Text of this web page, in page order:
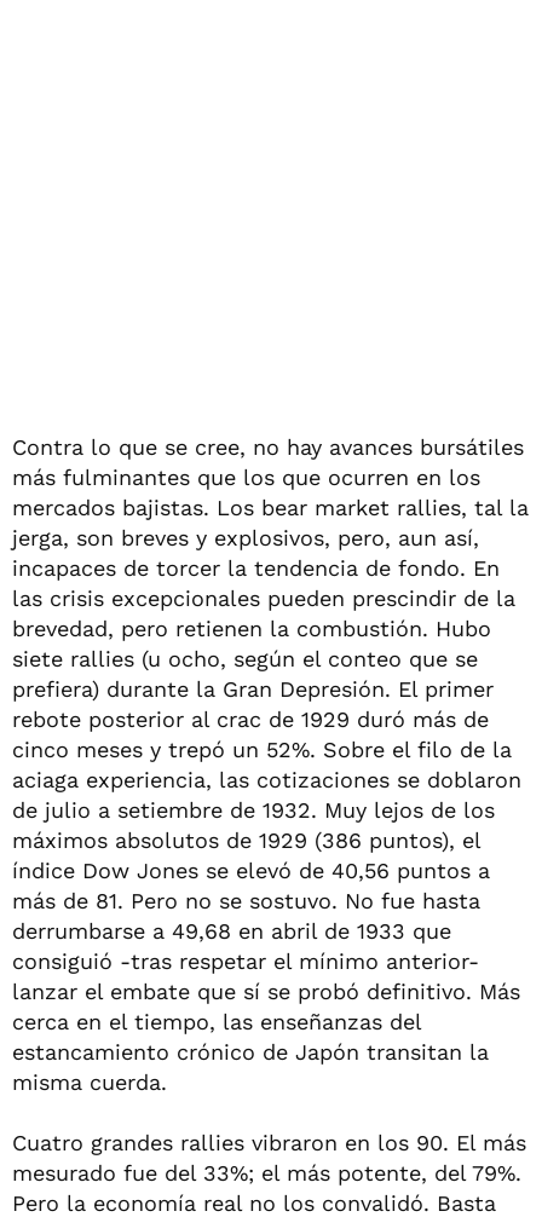
Contra lo que se cree, no hay avances bursátiles
más fulminantes que los que ocurren en los
mercados bajistas. Los bear market rallies, tal la
jerga, son breves y explosivos, pero, aun así,
incapaces de torcer la tendencia de fondo. En
las crisis excepcionales pueden prescindir de la
brevedad, pero retienen la combustión. Hubo
siete rallies (u ocho, según el conteo que se
prefiera) durante la Gran Depresión. El primer
rebote posterior al crac de 1929 duró más de
cinco meses y trepó un 52%. Sobre el filo de la
aciaga experiencia, las cotizaciones se doblaron
de julio a setiembre de 1932. Muy lejos de los
máximos absolutos de 1929 (386 puntos), el
índice Dow Jones se elevó de 40,56 puntos a
más de 81. Pero no se sostuvo. No fue hasta
derrumbarse a 49,68 en abril de 1933 que
consiguió -tras respetar el mínimo anterior-
lanzar el embate que sí se probó definitivo. Más
cerca en el tiempo, las enseñanzas del
estancamiento crónico de Japón transitan la
misma cuerda.
Cuatro grandes rallies vibraron en los 90. El más
mesurado fue del 33%; el más potente, del 79%.
Pero la economía real no los convalidó. Basta